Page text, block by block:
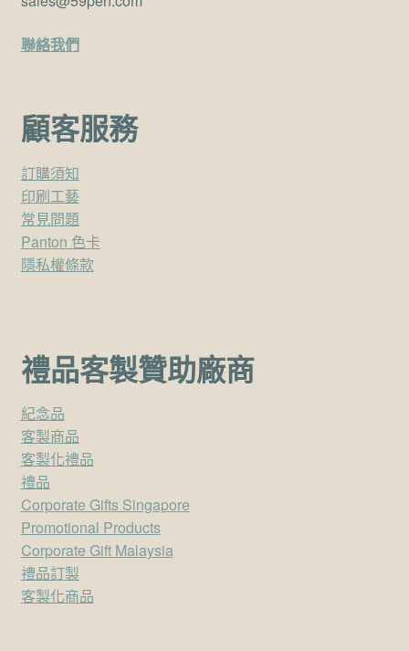
聯絡我們
顧客服務
訂購須知
印刷工藝
常見問題
Panton 色卡
隱私權條款
禮品客製贊助廠商
紀念品
客製商品
客製化禮品
禮品
Corporate Gifts Singapore
Promotional Products
Corporate Gift Malaysia
禮品訂製
客製化商品